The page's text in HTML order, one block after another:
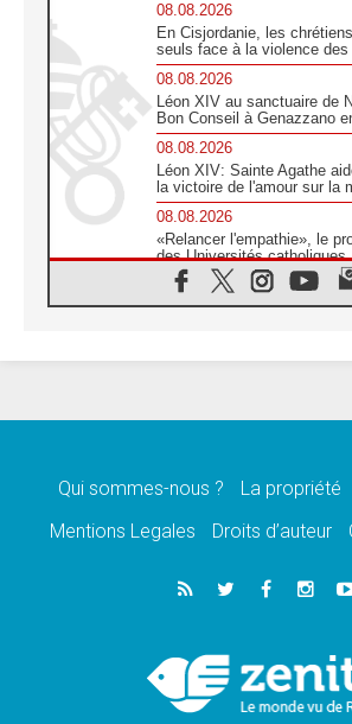
08.08.2026
En Cisjordanie, les
seuls face à la violence des
08.08.2026
Léon XIV au sanctuaire de
Bon Conseil à Genazzano
08.08.2026
Léon XIV: Sainte Agathe
la victoire de l'amour sur la
08.08.2026
«Relancer l'empathie», le
des Universités catholiques
08.08.2026
Signis 2026, donner la
07.08.2026
07.08.2026
de l'Assomption et mémoire
«La paix commence par
le cardinal Parolin
En Colombie, «la paix ne
une signature»
Qui sommes-nous ? La propriété
Mentions Legales
Droits d’auteur